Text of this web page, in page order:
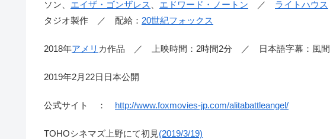
ソン、 エイザ・ゴンザレス エドワード・ノートン ／ ライトハウス
タジオ製作 ／ 配給： 20世紀フォックス
2018年アメリ カ作品 ／ 上映時間：2時間2分 ／ 日本語字幕：風
2019年2月22日日本公開
公式サイト ： http://www.foxmovies-jp.com/alitabattleangel/
TOHOシネマズ上野にて初見(2019/3/19)